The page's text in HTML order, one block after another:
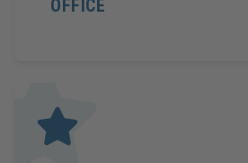
OFFICE